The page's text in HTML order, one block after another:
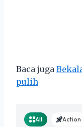
Baca juga
pulih